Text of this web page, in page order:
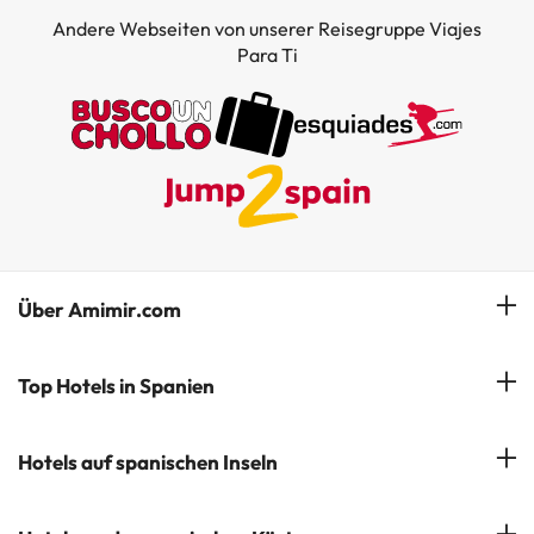
Andere Webseiten von unserer Reisegruppe Viajes
Para Ti
Über Amimir.com
Unser Team
Newsletter abonnieren
Top Hotels in Spanien
Hotels in Salou
Hotels auf spanischen Inseln
Hotels auf Mallorca